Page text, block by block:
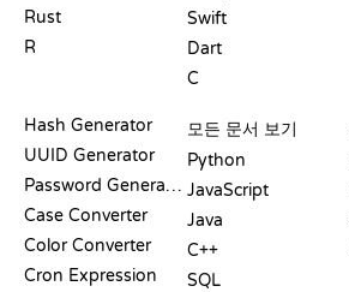
Rust
R
Swift
Dart
C
Hash Generator
UUID Generator
Password Generator
Case Converter
Color Converter
Cron Expression
모든 문서 보기
Python
JavaScript
Java
C++
SQL